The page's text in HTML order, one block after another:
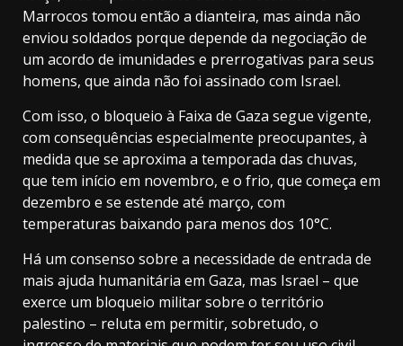
Marrocos tomou então a dianteira, mas ainda não
enviou soldados porque depende da negociação de
um acordo de imunidades e prerrogativas para seus
homens, que ainda não foi assinado com Israel.
Com isso, o bloqueio à Faixa de Gaza segue vigente,
com consequências especialmente preocupantes, à
medida que se aproxima a temporada das chuvas,
que tem início em novembro, e o frio, que começa em
dezembro e se estende até março, com
temperaturas baixando para menos dos 10°C.
Há um consenso sobre a necessidade de entrada de
mais ajuda humanitária em Gaza, mas Israel – que
exerce um bloqueio militar sobre o território
palestino – reluta em permitir, sobretudo, o